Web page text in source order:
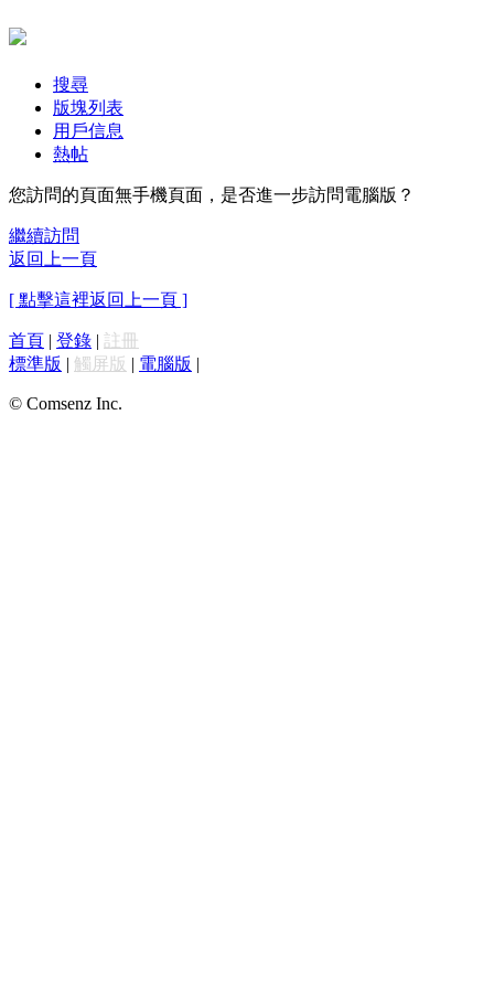
搜尋
版塊列表
用戶信息
熱帖
您訪問的頁面無手機頁面，是否進一步訪問電腦版？
繼續訪問
返回上一頁
[ 點擊這裡返回上一頁 ]
首頁 | 登錄 | 註冊
標準版 | 觸屏版 | 電腦版 |
© Comsenz Inc.